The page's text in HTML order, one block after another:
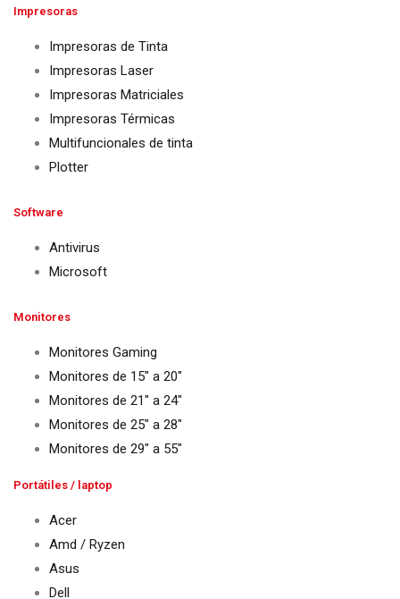
Impresoras
Impresoras de Tinta
Impresoras Laser
Impresoras Matriciales
Impresoras Térmicas
Multifuncionales de tinta
Plotter
Software
Antivirus
Microsoft
Monitores
Monitores Gaming
Monitores de 15″ a 20″
Monitores de 21″ a 24″
Monitores de 25″ a 28″
Monitores de 29″ a 55″
Portátiles / laptop
Acer
Amd / Ryzen
Asus
Dell